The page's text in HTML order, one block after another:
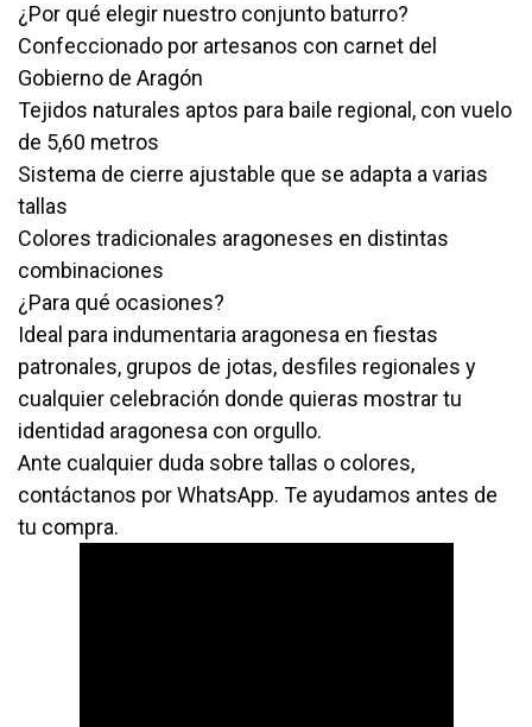
¿Por qué elegir nuestro conjunto baturro?
Confeccionado por artesanos con carnet del
Gobierno de Aragón
Tejidos naturales aptos para baile regional, con vuelo
de 5,60 metros
Sistema de cierre ajustable que se adapta a varias
tallas
Colores tradicionales aragoneses en distintas
combinaciones
¿Para qué ocasiones?
Ideal para indumentaria aragonesa en fiestas
patronales, grupos de jotas, desfiles regionales y
cualquier celebración donde quieras mostrar tu
identidad aragonesa con orgullo.
Ante cualquier duda sobre tallas o colores,
contáctanos por WhatsApp. Te ayudamos antes de
tu compra.